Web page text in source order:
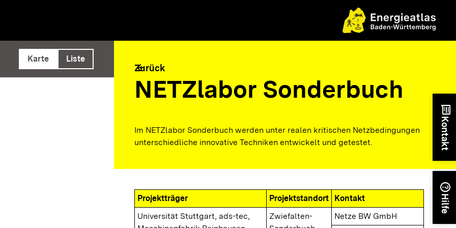
ausführen
Karte Liste
arrow_back
Zurück
NETZlabor Sonderbuch
Im NETZlabor Sonderbuch werden unter realen kritischen Netzbedingungen
unterschiedliche innovative Techniken entwickelt und getestet.
Projektträger Projektstandort
Kontakt
Universität Stuttgart, ads-tec,
Zwiefalten-
Netze BW GmbH
chat
Kontakt
help
Hilfe